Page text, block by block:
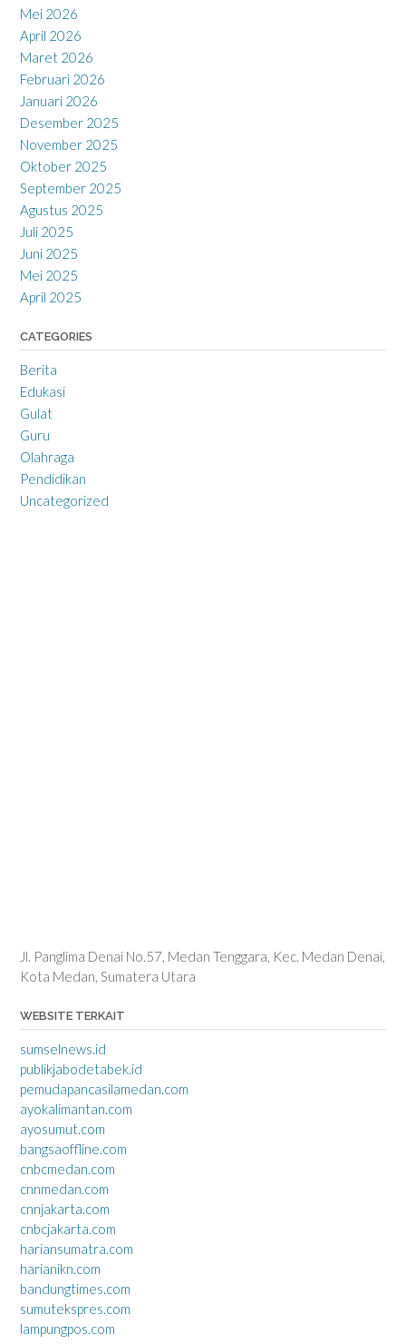
Mei 2026
April 2026
Maret 2026
Februari 2026
Januari 2026
Desember 2025
November 2025
Oktober 2025
September 2025
Agustus 2025
Juli 2025
Juni 2025
Mei 2025
April 2025
CATEGORIES
Berita
Edukasi
Gulat
Guru
Olahraga
Pendidikan
Uncategorized
Jl. Panglima Denai No.57, Medan Tenggara, Kec. Medan Denai,
Kota Medan, Sumatera Utara
WEBSITE TERKAIT
sumselnews.id
publikjabodetabek.id
pemudapancasilamedan.com
ayokalimantan.com
ayosumut.com
bangsaoffline.com
cnbcmedan.com
cnnmedan.com
cnnjakarta.com
cnbcjakarta.com
hariansumatra.com
harianikn.com
bandungtimes.com
sumutekspres.com
lampungpos.com